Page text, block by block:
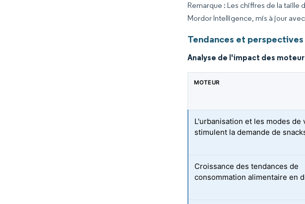
Remarque : Les chiffres de la
Mordor Intelligence, mis à jour
Tendances et perspectives
Analyse de l'impact des
MOTEUR
L'urbanisation et les modes de
stimulent la demande de
Croissance des tendances de
consommation alimentaire en